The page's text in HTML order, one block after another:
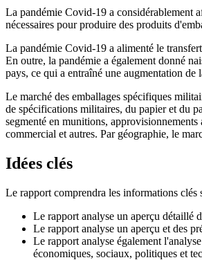
La pandémie Covid-19 a considérablement
nécessaires pour produire des produits
La pandémie Covid-19 a alimenté le
En outre, la pandémie a également donné
pays, ce qui a entraîné une augmentation
Le marché des emballages spécifiques
de spécifications militaires, du papier et du
segmenté en munitions,
commercial et autres. Par géographie, le
Idées clés
Le rapport comprendra les informations clés
Le rapport analyse un aperçu détaillé
Le rapport analyse un aperçu et des
Le rapport analyse également
économiques, sociaux, politiques et